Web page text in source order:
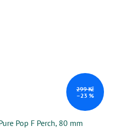
299 Kč
–23 %
Pop F Perch, 80 mm